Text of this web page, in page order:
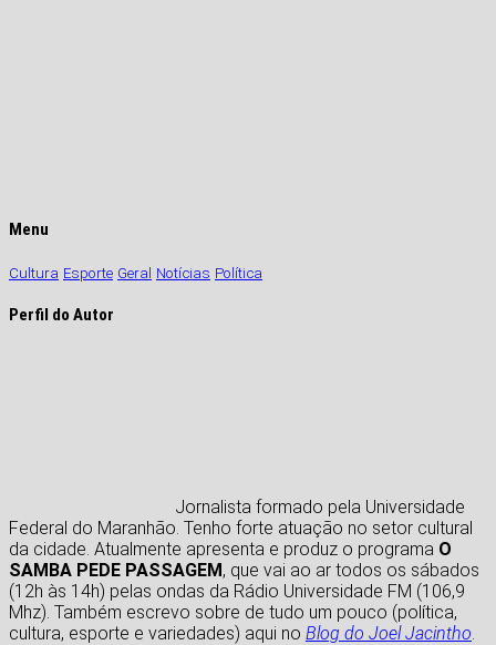
Menu
Cultura Esporte Geral Notícias Política
Perfil do Autor
Jornalista formado pela Universidade
Federal do Maranhão. Tenho forte atuação no setor cultural
da cidade. Atualmente apresenta e produz o programa O
SAMBA PEDE PASSAGEM, que vai ao ar todos os sábados
(12h às 14h) pelas ondas da Rádio Universidade FM (106,9
Mhz). Também escrevo sobre de tudo um pouco (política,
cultura, esporte e variedades) aqui no Blog do Joel Jacintho